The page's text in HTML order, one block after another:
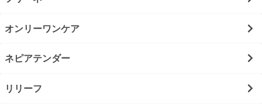
オンリーワンケア
ネピアテンダー
リリーフ